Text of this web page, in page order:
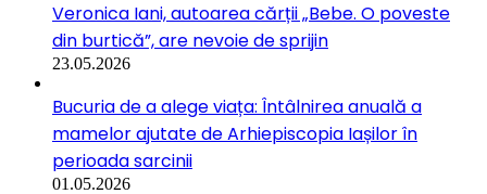
Veronica Iani, autoarea cărții „Bebe. O poveste
din burtică”, are nevoie de sprijin
23.05.2026
Bucuria de a alege viața: Întâlnirea anuală a
mamelor ajutate de Arhiepiscopia Iașilor în
perioada sarcinii
01.05.2026